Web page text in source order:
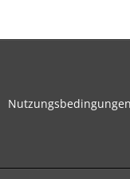
Nutzungsbedingungen